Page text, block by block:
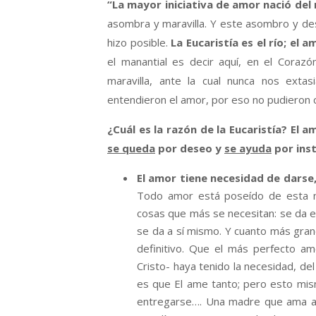
“La mayor iniciativa de amor nació del
asombra y maravilla. Y este asombro y
hizo posible. La Eucaristía es el río; el
el manantial es decir aquí, en el
maravilla, ante la cual nunca nos
entendieron el amor, por eso no pudieron
¿Cuál es la razón de la Eucaristía? El
se queda por deseo y se ayuda por
El amor tiene necesidad de
Todo amor está poseído de esta
cosas que más se necesitan: se da
se da a sí mismo. Y cuanto más
definitivo. Que el más perfecto
Cristo- haya tenido la necesidad,
es que El ame tanto; pero esto
entregarse…. Una madre que ama